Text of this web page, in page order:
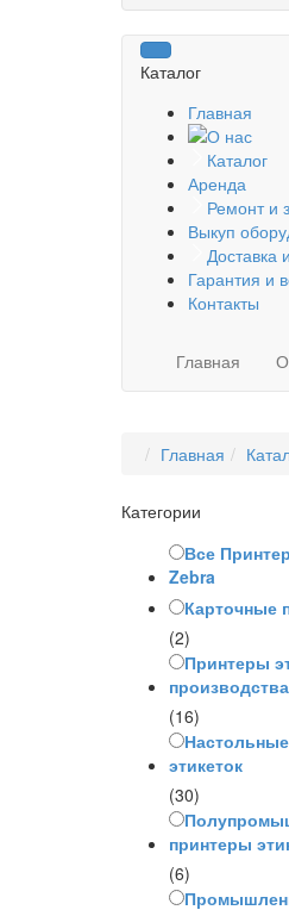
Каталог
Главная
О нас
Каталог
Аренда
Ремонт и
Выкуп
Доставка
Гарантия и
Контакты
Главная
Главная
Категории
Все
Zebra
Карточные
(2)
Принтеры
производства
(16)
этикеток
(30)
принтеры
(6)